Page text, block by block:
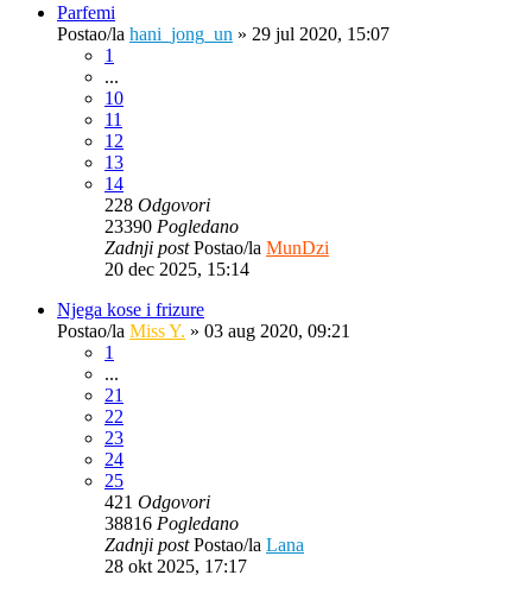
Parfemi
Postao/la hani_jong_un » 29 jul 2020, 15:07
1
...
10
11
12
13
14
228 Odgovori
23390 Pogledano
Zadnji postPostao/la MunDzi
20 dec 2025, 15:14
Njega kose i frizure
Postao/la Miss Y. » 03 aug 2020, 09:21
1
...
21
22
23
24
25
421 Odgovori
38816 Pogledano
Zadnji postPostao/la Lana
28 okt 2025, 17:17